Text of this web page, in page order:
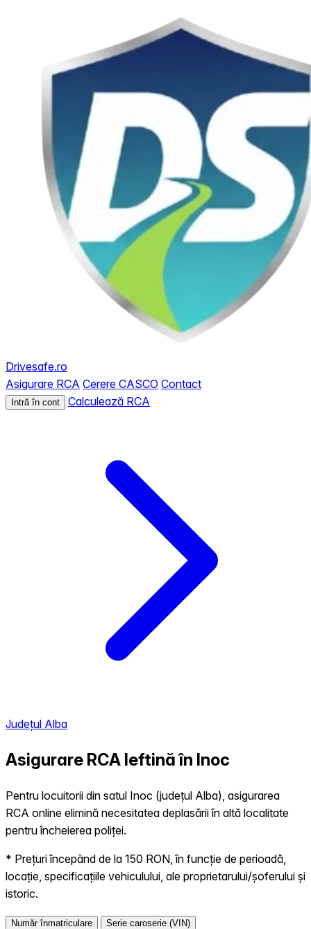
Drivesafe.ro
Asigurare RCA Cerere CASCO Contact
Intră în cont Calculează RCA
Județul Alba
Asigurare RCA Ieftină în Inoc
Pentru locuitorii din satul Inoc (județul Alba), asigurarea
RCA online elimină necesitatea deplasării în altă localitate
pentru încheierea poliței.
* Prețuri începând de la 150 RON, în funcție de perioadă,
locație, specificațiile vehiculului, ale proprietarului/șoferului și
istoric.
Număr înmatriculare Serie caroserie (VIN)